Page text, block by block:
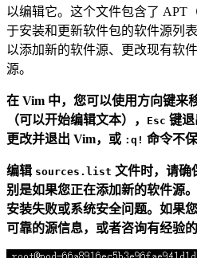
以编辑它。这个文件包含了 APT
于安装和更新软件包的软件源列
以添加新的软件源、更改现有软
源。
在 Vim 中，您可以使用方向键来
（可以开始编辑文本），
Esc 键退
更改并退出 Vim，或 :q! 命令不
编辑 sources.list 文件时，请确
别是如果您正在添加新的软件源
安装失败或系统安全问题。如果
可靠的源信息，或者咨询有经验